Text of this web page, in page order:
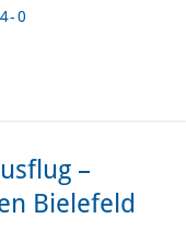
0
–
Bielefeld